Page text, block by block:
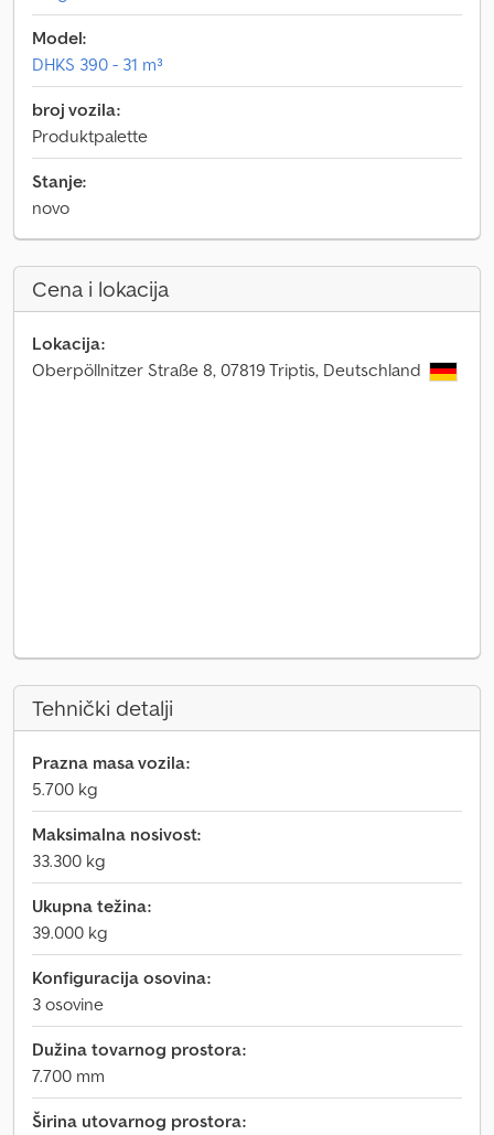
Model:
DHKS 390 - 31 m³
broj vozila:
Produktpalette
Stanje:
novo
Cena i lokacija
Lokacija:
Oberpöllnitzer Straße 8, 07819 Triptis, Deutschland
Tehnički detalji
Prazna masa vozila:
5.700 kg
Maksimalna nosivost:
33.300 kg
Ukupna težina:
39.000 kg
Konfiguracija osovina:
3 osovine
Dužina tovarnog prostora:
7.700 mm
Širina utovarnog prostora: